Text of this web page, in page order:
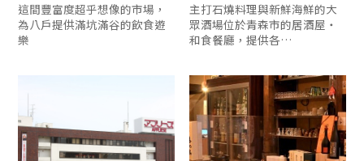
這間豐富度超乎想像的市場，
為八戶提供滿坑滿谷的飲食遊
樂
主打石燒料理與新鮮海鮮的大
眾酒場位於青森市的居酒屋‧
和食餐廳，提供各…